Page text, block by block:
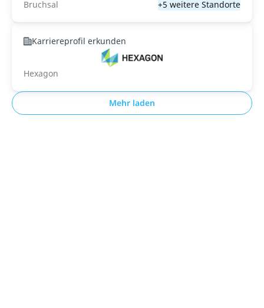
Bruchsal +5 weitere Standorte
Karriereprofil erkunden
Hexagon
Mehr laden